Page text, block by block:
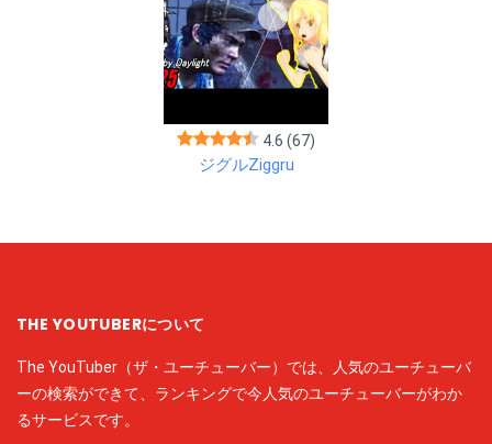
4.6 (67)
ジグルZiggru
THE YOUTUBERについて
The YouTuber（ザ・ユーチューバー）では、人気のユーチューバ
ーの検索ができて、ランキングで今人気のユーチューバーがわか
るサービスです。